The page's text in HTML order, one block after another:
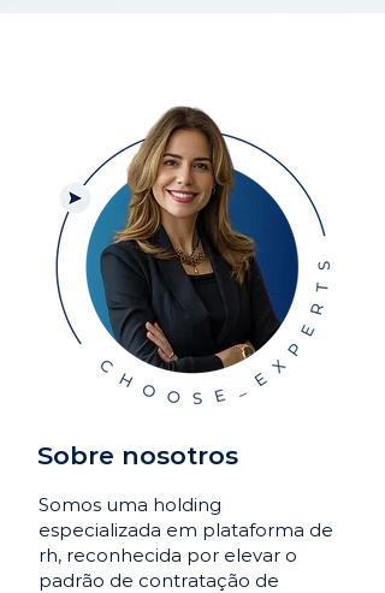
Sobre nosotros
Somos uma holding
especializada em plataforma de
rh, reconhecida por elevar o
padrão de contratação de